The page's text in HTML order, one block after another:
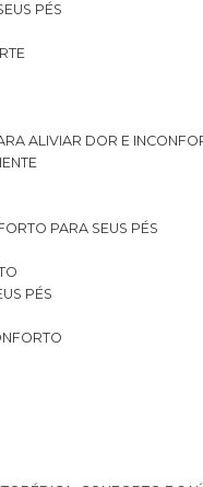
PÉS
ALIVIAR DOR E
PARA SEUS PÉS
PÉS